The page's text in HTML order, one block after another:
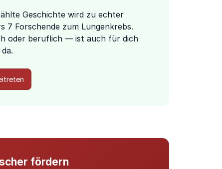
Geschichte wird zu echter
Forschende zum Lungenkrebs.
oder beruflich — ist auch für dich
fördern